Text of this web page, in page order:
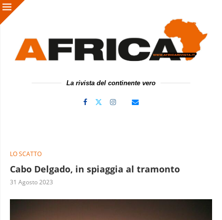
La rivista del continente vero
LO SCATTO
Cabo Delgado, in spiaggia al tramonto
31 Agosto 2023